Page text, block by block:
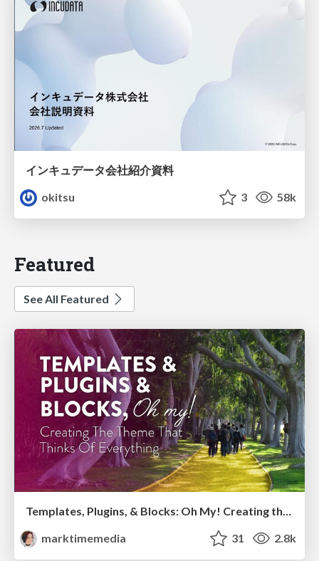
インキュデータ会社紹介資料
okitsu
3 58k
Featured
See All Featured
Templates, Plugins, & Blocks: Oh My! Creating the theme that thinks of everything
marktimemedia
31 2.8k